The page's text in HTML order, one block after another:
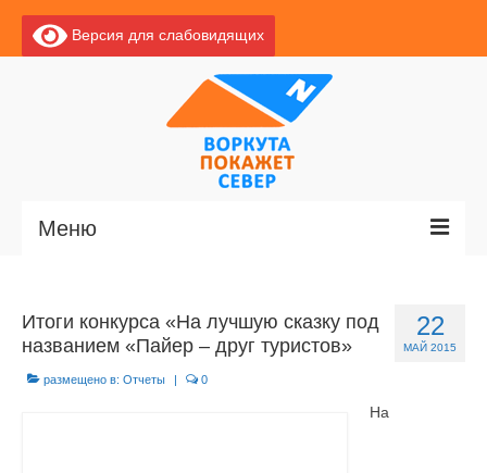
Версия для слабовидящих
Меню
Новости
О Воркуте
22
МАЙ 2015
Итоги конкурса «На лучшую сказку под
названием «Пайер – друг туристов»
размещено в: Отчеты | 0
На